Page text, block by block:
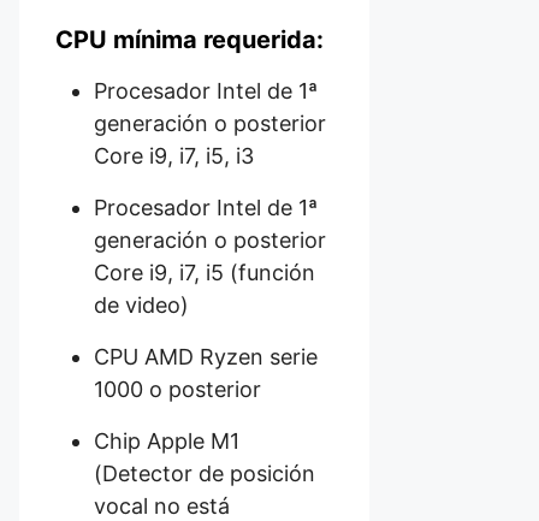
CPU mínima requerida:
Procesador Intel de 1ª
generación o posterior
Core i9, i7, i5, i3
Procesador Intel de 1ª
generación o posterior
Core i9, i7, i5 (función
de video)
CPU AMD Ryzen serie
1000 o posterior
Chip Apple M1
(Detector de posición
vocal no está